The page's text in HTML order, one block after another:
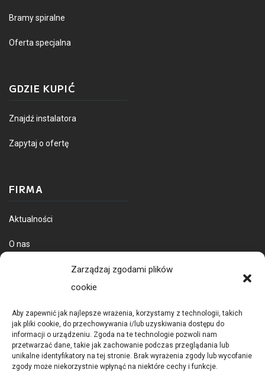
Zarządzaj zgodami plików
cookie
Aby zapewnić jak najlepsze wrażenia, korzystamy z technologii, takich
jak pliki cookie, do przechowywania i/lub uzyskiwania dostępu do
informacji o urządzeniu. Zgoda na te technologie pozwoli nam
przetwarzać dane, takie jak zachowanie podczas przeglądania lub
unikalne identyfikatory na tej stronie. Brak wyrażenia zgody lub wycofanie
zgody może niekorzystnie wpłynąć na niektóre cechy i funkcje.
Bramy spiralne
Oferta specjalna
GDZIE KUPIĆ
Znajdź instalatora
Zapytaj o ofertę
FIRMA
Aktualności
O nas
Dostawa towarów